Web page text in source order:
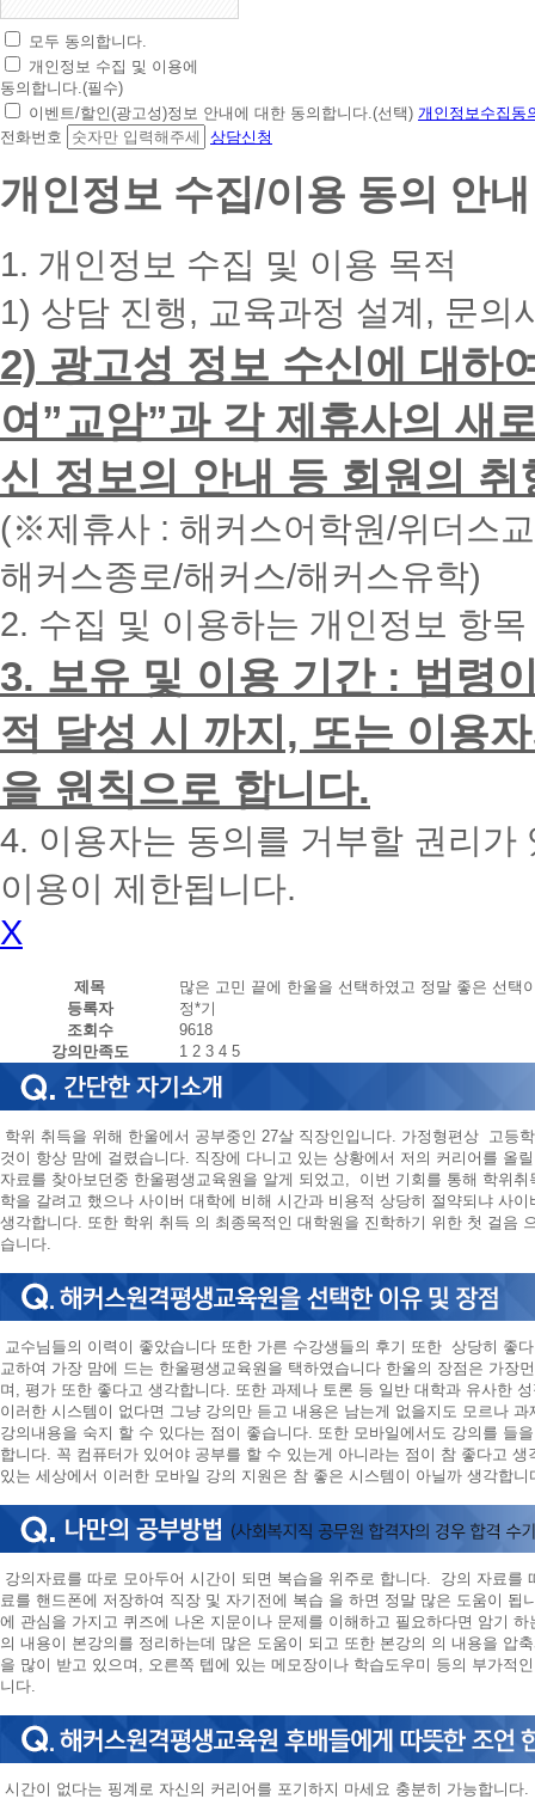
초
간
편
상
담
청
대
폰
입
력
시
면
빠
른
간
내
에
화
드
리
겠
습
니
다.
모두 동의합니다.
개인정보 수집 및 이용에
동의합니다.(필수)
이벤트/할인(광고성)정보 안내에 대한 동의합니다.(선택) 개인정보수집동
전화번호
상담신청
개인정보 수집/이용 동의 안내
1. 개인정보 수집 및 이용 목적
1) 상담 진행, 교육과정 설계, 문의
2) 광고성 정보 수신에 대하
여”교암”과 각 제휴사의 새
신 정보의 안내 등 회원의
(※제휴사 : 해커스어학원/위더스
해커스종로/해커스/해커스유학)
2. 수집 및 이용하는 개인정보 항
3. 보유 및 이용 기간 : 법령
적 달성 시 까지, 또는 이용
을 원칙으로 합니다.
4. 이용자는 동의를 거부할 권리
이용이 제한됩니다.
X
제목
많은 고민 끝에 한울을 선택하였고 정말 좋은 선택
등록자
정*기
조회수
9618
강의만족도
1 2 3 4 5
학위 취득을 위해 한울에서 공부중인 27살 직장인입니다. 가정형편상 고등
것이 항상 맘에 걸렸습니다. 직장에 다니고 있는 상황에서 저의 커리어를 올
자료를 찾아보던중 한울평생교육원을 알게 되었고, 이번 기회를 통해 학위
학을 갈려고 했으나 사이버 대학에 비해 시간과 비용적 상당히 절약되냐 사
생각합니다. 또한 학위 취득 의 최종목적인 대학원을 진학하기 위한 첫 걸음
습니다.
교수님들의 이력이 좋았습니다 또한 가른 수강생들의 후기 또한 상당히 좋
교하여 가장 맘에 드는 한울평생교육원을 택하였습니다 한울의 장점은 가장
며, 평가 또한 좋다고 생각합니다. 또한 과제나 토론 등 일반 대학과 유사한
이러한 시스템이 없다면 그냥 강의만 듣고 내용은 남는게 없을지도 모르나
강의내용을 숙지 할 수 있다는 점이 좋습니다. 또한 모바일에서도 강의를 들
합니다. 꼭 컴퓨터가 있어야 공부를 할 수 있는게 아니라는 점이 참 좋다고
있는 세상에서 이러한 모바일 강의 지원은 참 좋은 시스템이 아닐까 생각합니
강의자료를 따로 모아두어 시간이 되면 복습을 위주로 합니다. 강의 자료를
료를 핸드폰에 저장하여 직장 및 자기전에 복습 을 하면 정말 많은 도움이 됩
에 관심을 가지고 퀴즈에 나온 지문이나 문제를 이해하고 필요하다면 암기
의 내용이 본강의를 정리하는데 많은 도움이 되고 또한 본강의 의 내용을 압
을 많이 받고 있으며, 오른쪽 텝에 있는 메모장이나 학습도우미 등의 부가적
니다.
시간이 없다는 핑계로 자신의 커리어를 포기하지 마세요 충분히 가능합니다